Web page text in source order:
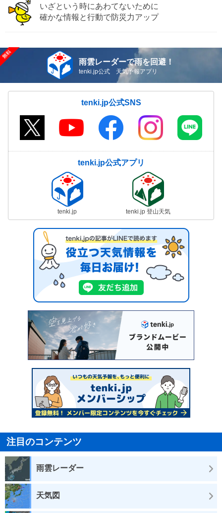
いざという時にあわてないために
確かな情報と行動で防災力アップ
雨雲レーダーで雨を回避！
tenki.jp公式 天気予報アプリ
tenki.jp公式SNS
tenki.jp公式アプリ
tenki.jp tenki.jp 登山天気
注目のコンテンツ
雨雲レーダー
天気図